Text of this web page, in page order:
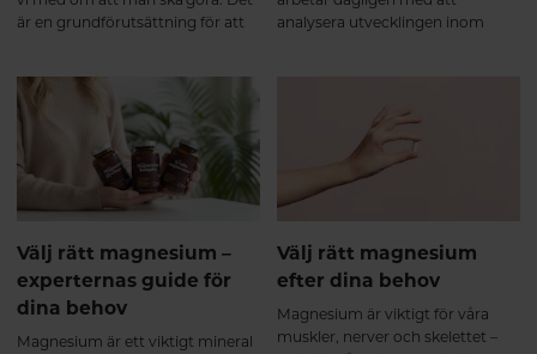
är en grundförutsättning för att
med så ska vi dela ett av de bästa
hälsohacken vi vet för att
optimalt tillgodogöra dig
näringen från den mat du äter.
analysera utvecklingen inom
sin trendspaning – sex tydliga
trender som formar
kosttillskottsmarknaden i Sverige
Välj rätt magnesium –
experternas guide för
dina behov
Magnesium är ett viktigt mineral
Välj rätt magnesium
efter dina behov
Magnesium är viktigt för våra
muskler, nerver och skelettet –